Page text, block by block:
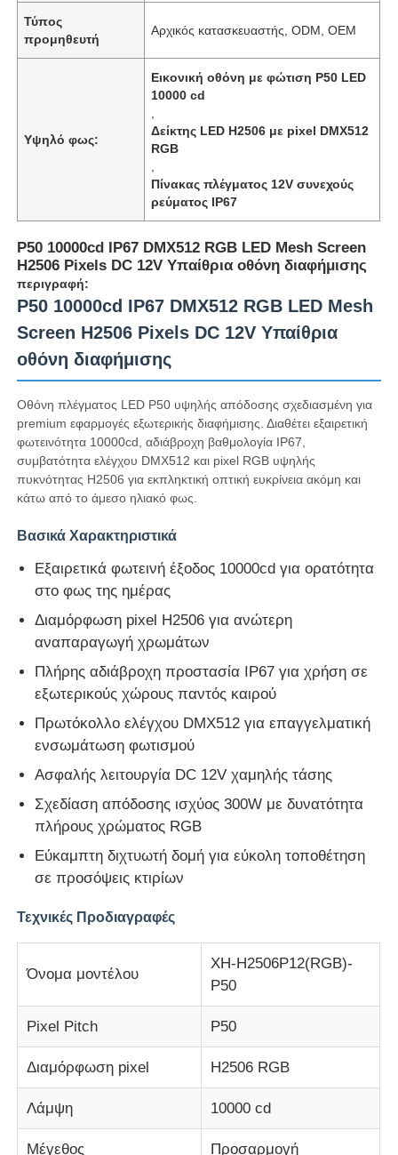
Αρχική
Προϊόντα
Σχετικά με εμάς
Γύρος εργοστασίων
Ποιοτικός έλεγχος
Ειδήσεις
Όλες οι περιπτώσεις
Ζητήστε μια προσφορά
Οθόνη LED Mesh
Οθόνη LED Mesh
LED διαφανής οθόνη φιλμ
Διαφανής οθόνη LED
Οθόνη LED που πετάει με drone
Ολογραφική οθόνη LED
Οθόνη μάσκας LED
Διαφανής οθόνη
Τύπος
προμηθευτή
Αρχικός κατασκευαστής, ODM, OEM
Υψηλό φως:
Εικονική οθόνη με φώτιση P50 LED
10000 cd
Δείκτης LED H2506 με pixel DMX512
RGB
Πίνακας πλέγματος 12V συνεχούς
ρεύματος IP67
P50 10000cd IP67 DMX512 RGB LED Mesh Screen
H2506 Pixels DC 12V Υπαίθρια οθόνη διαφήμισης
περιγραφή:
P50 10000cd IP67 DMX512 RGB LED Mesh
Screen H2506 Pixels DC 12V Υπαίθρια
οθόνη διαφήμισης
Οθόνη πλέγματος LED P50 υψηλής απόδοσης σχεδιασμένη για
premium εφαρμογές εξωτερικής διαφήμισης. Διαθέτει εξαιρετική
φωτεινότητα 10000cd, αδιάβροχη βαθμολογία IP67,
συμβατότητα ελέγχου DMX512 και pixel RGB υψηλής
πυκνότητας H2506 για εκπληκτική οπτική ευκρίνεια ακόμη και
κάτω από το άμεσο ηλιακό φως.
Βασικά Χαρακτηριστικά
Εξαιρετικά φωτεινή έξοδος 10000cd για ορατότητα
στο φως της ημέρας
Διαμόρφωση pixel H2506 για ανώτερη
αναπαραγωγή χρωμάτων
Πλήρης αδιάβροχη προστασία IP67 για χρήση σε
εξωτερικούς χώρους παντός καιρού
Πρωτόκολλο ελέγχου DMX512 για επαγγελματική
ενσωμάτωση φωτισμού
Ασφαλής λειτουργία DC 12V χαμηλής τάσης
Σχεδίαση απόδοσης ισχύος 300W με δυνατότητα
πλήρους χρώματος RGB
Εύκαμπτη διχτυωτή δομή για εύκολη τοποθέτηση
σε προσόψεις κτιρίων
Τεχνικές Προδιαγραφές
Όνομα μοντέλου
XH-H2506P12(RGB)-
P50
Pixel Pitch P50
Διαμόρφωση pixel H2506 RGB
Λάμψη 10000 cd
Μέγεθος Προσαρμογή